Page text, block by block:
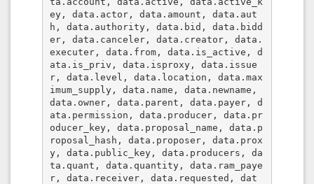
ey, data.actor, data.amount, data.aut
h, data.authority, data.bid, data.bidd
er, data.canceler, data.creator, data.
executer, data.from, data.is_active, d
ata.is_priv, data.isproxy, data.issue
r, data.level, data.location, data.max
imum_supply, data.name, data.newname,
data.owner, data.parent, data.payer, d
ata.permission, data.producer, data.pr
oducer_key, data.proposal_name, data.p
roposal_hash, data.proposer, data.prox
y, data.public_key, data.producers, da
ta.quant, data.quantity, data.ram_paye
r, data.receiver, data.requested, dat